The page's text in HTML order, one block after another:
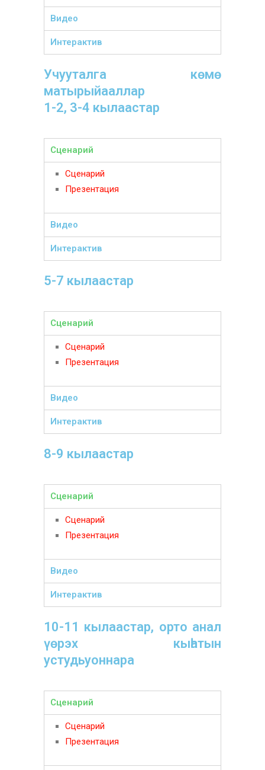
Видео
Интерактив
Учууталга көмө
матырыйааллар
1-2, 3-4 кылаастар
Сценарий
Сценарий
Презентация
Видео
Интерактив
5-7 кылаастар
Сценарий
Сценарий
Презентация
Видео
Интерактив
8-9 кылаастар
Сценарий
Сценарий
Презентация
Видео
Интерактив
10-11 кылаастар, орто анал
үөрэх кыһатын
устудьуоннара
Сценарий
Сценарий
Презентация